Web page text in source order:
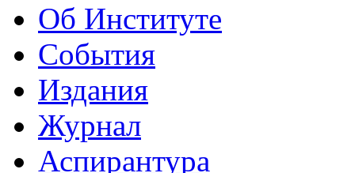
Об Институте
События
Издания
Журнал
Аспирантура